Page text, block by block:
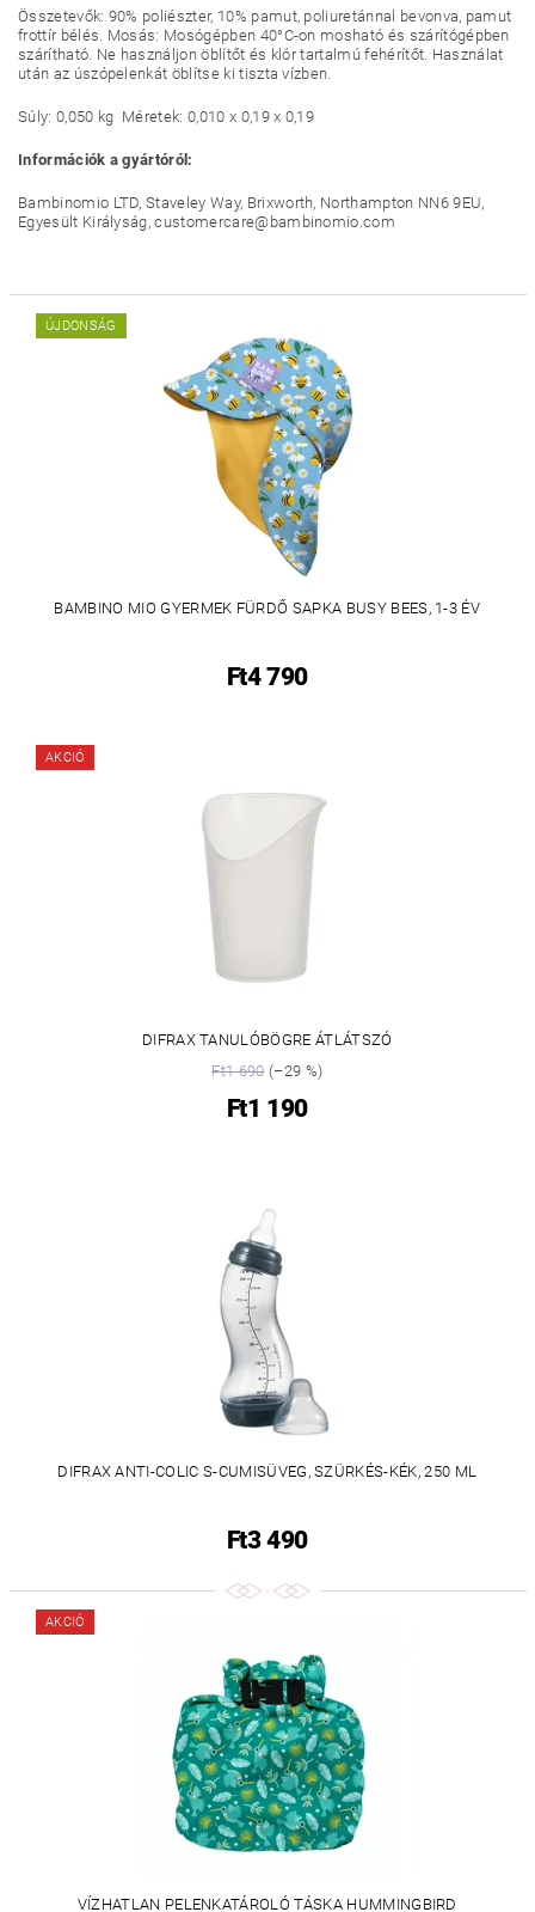
Összetevők: 90% poliészter, 10% pamut, poliuretánnal bevonva, pamut
frottír bélés. Mosás: Mosógépben 40°C-on mosható és szárítógépben
szárítható. Ne használjon öblítőt és klór tartalmú fehérítőt. Használat
után az úszópelenkát öblítse ki tiszta vízben.
Súly: 0,050 kg Méretek: 0,010 x 0,19 x 0,19
Információk a gyártóról:
Bambinomio LTD, Staveley Way, Brixworth, Northampton NN6 9EU,
Egyesült Királyság, customercare@bambinomio.com
ÚJDONSÁG
BAMBINO MIO GYERMEK FÜRDŐ SAPKA BUSY BEES, 1-3 ÉV
Ft4 790
AKCIÓ
DIFRAX TANULÓBÖGRE ÁTLÁTSZÓ
Ft1 690(–29 %)
Ft1 190
DIFRAX ANTI-COLIC S-CUMISÜVEG, SZÜRKÉS-KÉK, 250 ML
Ft3 490
AKCIÓ
VÍZHATLAN PELENKATÁROLÓ TÁSKA HUMMINGBIRD